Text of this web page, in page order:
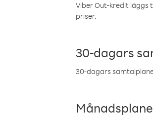
Viber Out-kredit läggs
priser.
30-dagars
30-dagars